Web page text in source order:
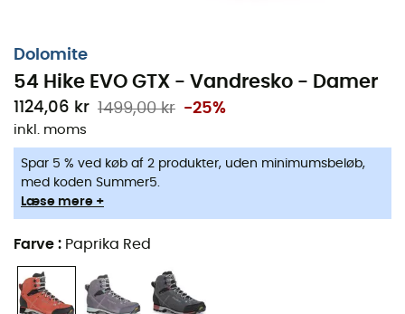
Dolomite
54 Hike EVO GTX - Vandresko - Damer
1124,06 kr 1499,00 kr -25%
inkl. moms
Spar 5 % ved køb af 2 produkter, uden minimumsbeløb,
med koden Summer5.
Læse mere +
Farve : Paprika Red
Foring: sko med GORE-TEX Vision trelags for øget
komfort
Indersål: DAS Light Dolomite system i mesh med
EVA i forskellige tykkelser
Ydersål: Adula Vibram® XS Trek sammensætning
med støddæmpende mikroporøst materiale
Vandresko med italiensk design
Vandtæt Gore-Tex® membran, kombineret med
ruskind og strækstof
Dolomite omsluttende system: den innovative
tunge konstruktion giver foden mulighed for at